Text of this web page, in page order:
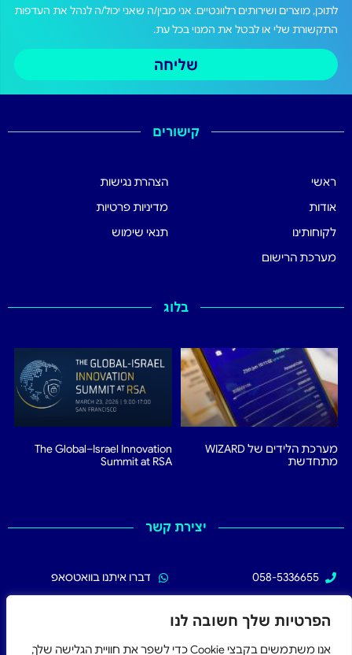
הפרטיות שלך חשובה לנו
אנו משתמשים בקבצי Cookie כדי לשפר את חוויית הגלישה שלך,
לתוכן, מוצרים ושירותים רלוונטיים. אני מבין/ה שאני יכול/ה לנהל את העדפות
התקשורת שלי או לבטל את המנוי בכל עת.
שליחה
קישורים
ראשי
אודות
לקוחותינו
מערכת הרישום
הצהרת נגישות
מדיניות פרטיות
תנאי שימוש
בלוג
מערכת הלידים של WIZARD
מתחדשת
The Global–Israel Innovation
Summit at RSA
יצירת קשר
058-5336655
דברו איתנו בוואטסאפ